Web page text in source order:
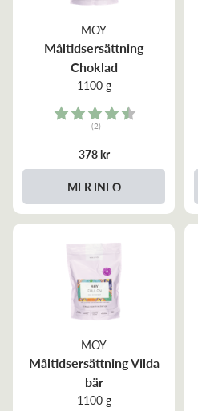
MOY
Måltidsersättning
Choklad
1100 g
Rating:
(2)
378 kr
MER INFO
MOY
Måltidsersättning Vilda
bär
1100 g